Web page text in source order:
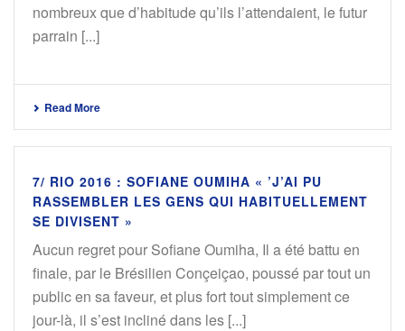
nombreux que d’habitude qu’ils l’attendaient, le futur
parrain [...]
Read More
7/ RIO 2016 : SOFIANE OUMIHA « ’J’AI PU
RASSEMBLER LES GENS QUI HABITUELLEMENT
SE DIVISENT »
Aucun regret pour Sofiane Oumiha, Il a été battu en
finale, par le Brésilien Conçeiçao, poussé par tout un
public en sa faveur, et plus fort tout simplement ce
jour-là, il s’est incliné dans les [...]